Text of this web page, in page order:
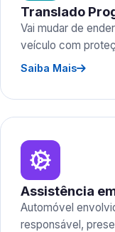
Translado
Vai mudar de
veículo com
Saiba Mais
Assistência
Automóvel
responsável,